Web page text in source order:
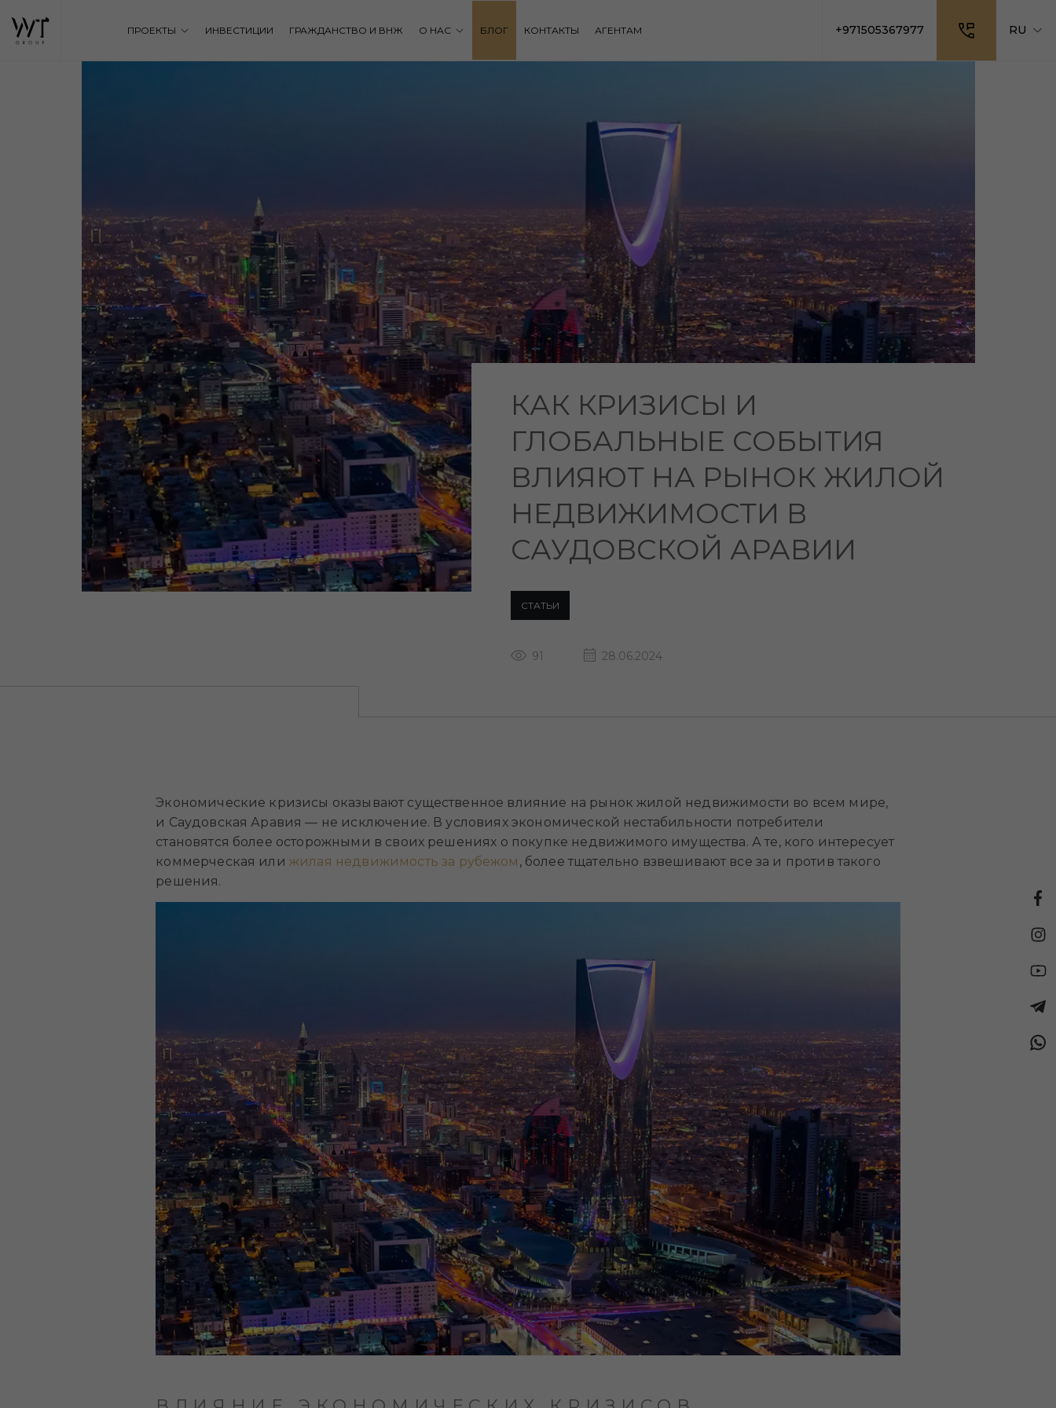
ПРОЕКТЫ ИНВЕСТИЦИИ ГРАЖДАНСТВО И ВНЖ О НАС БЛОГ КОНТАКТЫ АГЕНТАМ +971505367977 RU
КАК КРИЗИСЫ И
ГЛОБАЛЬНЫЕ СОБЫТИЯ
ВЛИЯЮТ НА РЫНОК ЖИЛОЙ
НЕДВИЖИМОСТИ В
САУДОВСКОЙ АРАВИИ
СТАТЬИ
91 28.06.2024
Экономические кризисы оказывают существенное влияние на рынок жилой недвижимости во всем мире,
и Саудовская Аравия — не исключение. В условиях экономической нестабильности потребители
становятся более осторожными в своих решениях о покупке недвижимого имущества. А те, кого интересует
коммерческая или жилая недвижимость за рубежом , более тщательно взвешивают все за и против такого
решения.